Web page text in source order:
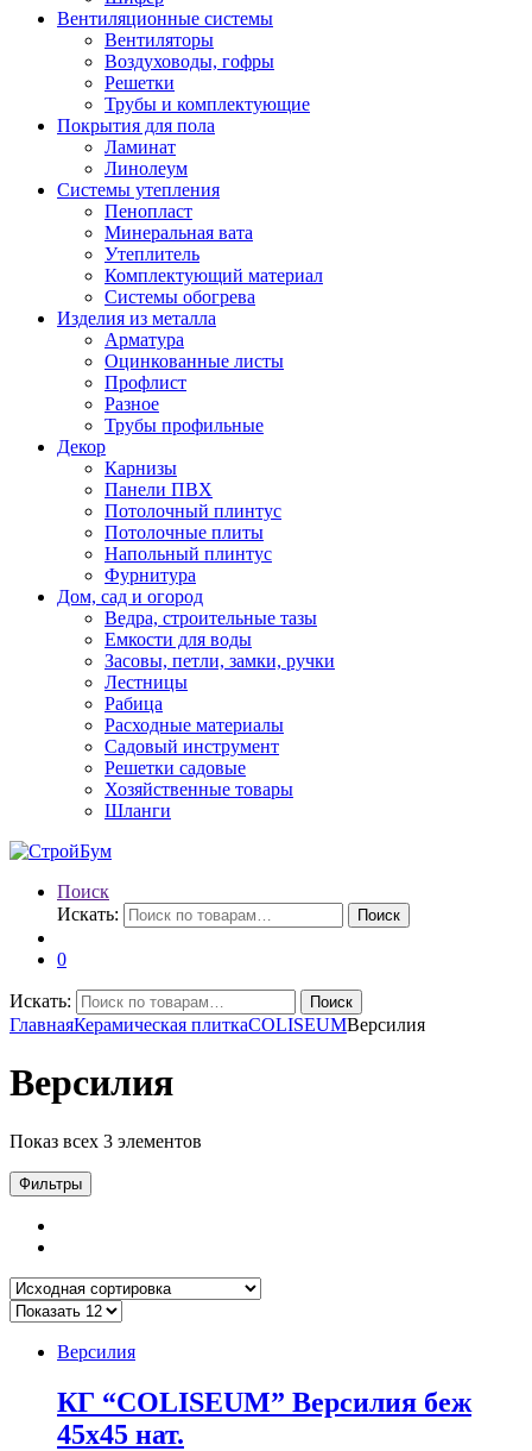
Вентиляционные системы
Вентиляторы
Воздуховоды, гофры
Решетки
Трубы и комплектующие
Покрытия для пола
Ламинат
Линолеум
Системы утепления
Пенопласт
Минеральная вата
Утеплитель
Комплектующий материал
Системы обогрева
Изделия из металла
Арматура
Оцинкованные листы
Профлист
Разное
Трубы профильные
Декор
Карнизы
Панели ПВХ
Потолочный плинтус
Потолочные плиты
Напольный плинтус
Фурнитура
Дом, сад и огород
Ведра, строительные тазы
Емкости для воды
Засовы, петли, замки, ручки
Лестницы
Рабица
Расходные материалы
Садовый инструмент
Решетки садовые
Хозяйственные товары
Шланги
Поиск
Искать:
Поиск
0
Искать: Поиск
ГлавнаяКерамическая плиткаCOLISEUMВерсилия
Версилия
Показ всех 3 элементов
Фильтры
Версилия
КГ “COLISEUM” Версилия беж
45х45 нат.